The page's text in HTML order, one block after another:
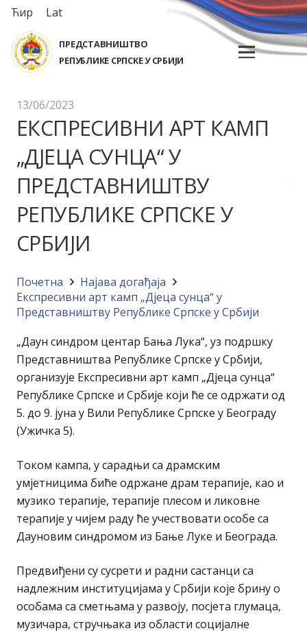
Ћир Lat
ПРЕДСТАВНИШТВО
РЕПУБЛИКЕ СРПСКЕ У СРБИЈИ
13/06/2023
ЕКСПРЕСИВНИ АРТ КАМП
„ДЈЕЦА СУНЦА“ У
ПРЕДСТАВНИШТВУ
РЕПУБЛИКЕ СРПСКЕ У
СРБИЈИ
Почетна
Најава догађајa
Експресивни арт камп „Дјеца сунца“ у
Представништву Републике Српске у Србији
„Даун синдром центар Бања Лука“, уз подршку
Представништва Републике Српске у Србији,
организује Експресивни арт камп „Дјеца сунца“
Републике Српске и Србије који ће се одржати од
5. до 9. јуна у Вили Републике Српске у Београду
(Ужичка 5).
Током кампа, у сарадњи са драмским
умјетницима биће одржане драм терапије, као и
музико терапије, терапије плесом и ликовне
терапије у чијем раду ће учествовати особе са
Дауновим синдромом из Бање Луке и Београда.
Предвиђени су сусрети и радни састанци са
надлежним институцијама у Србији које брину о
особама са сметњама у развоју, посјета глумаца,
музичара, стручњака из области социјалне